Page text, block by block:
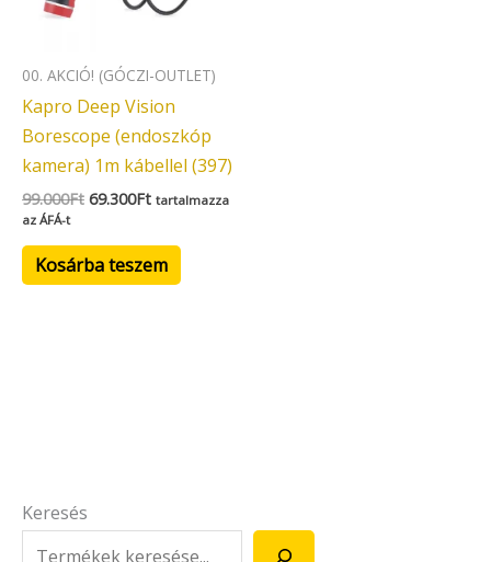
Keresés
00. AKCIÓ! (GÓCZI-OUTLET)
Kapro Deep Vision
Borescope (endoszkóp
kamera) 1m kábellel (397)
99.000Ft 69.300Ft tartalmazza
az ÁFÁ-t
Kosárba teszem